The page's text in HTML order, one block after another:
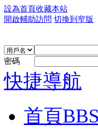
設為首頁收藏本站
開啟輔助訪問 切換到窄版
密碼
快捷導航
首頁BBS